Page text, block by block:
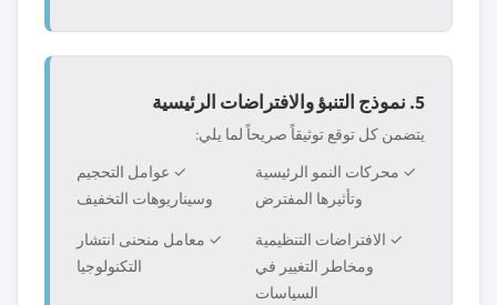
5. نموذج التنبؤ والافتراضات الرئيسية
يتضمن كل توقع توثيقاً صريحاً لما يلي:
✓ محركات النمو الرئيسية
وتأثيرها المفترض
✓ عوامل التحجيم
وسيناريوهات التخفيف
✓ الافتراضات التنظيمية
ومخاطر التغيير في
السياسات
✓ معامل منحنى انتشار
التكنولوجيا